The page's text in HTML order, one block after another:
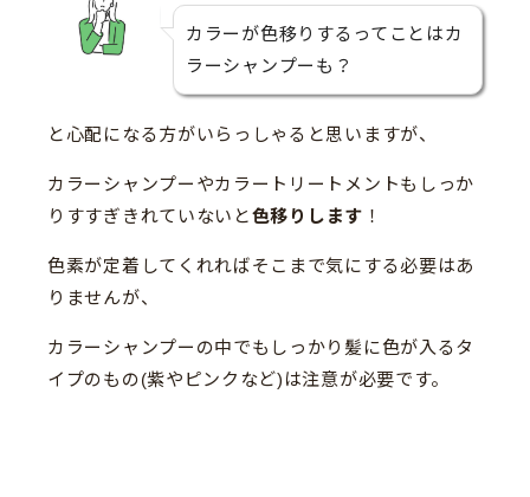
カラーが色移りするってことはカ
ラーシャンプーも？
と心配になる方がいらっしゃると思いますが、
カラーシャンプーやカラートリートメントもしっか
りすすぎきれていないと色移りします ！
色素が定着してくれればそこまで気にする必要はあ
りませんが、
カラーシャンプーの中でもしっかり髪に色が入るタ
イプのもの(紫やピンクなど)は注意が必要です。